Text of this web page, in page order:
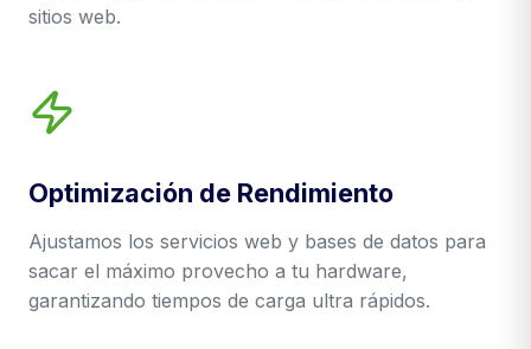
sitios web.
Optimización de Rendimiento
Ajustamos los servicios web y bases de datos para
sacar el máximo provecho a tu hardware,
garantizando tiempos de carga ultra rápidos.